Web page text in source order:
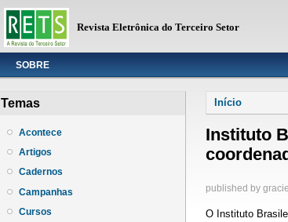
Revista Eletrônica do Terceiro Setor
InfoSOBRE
Temas
Acontece
Artigos
Cadernos
Campanhas
Cursos
Você está
Início
Instituto
published by
O Instituto